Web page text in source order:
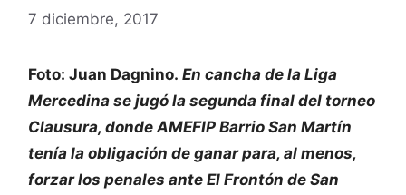
7 diciembre, 2017
Foto: Juan Dagnino. En cancha de la Liga
Mercedina se jugó la segunda final del torneo
Clausura, donde AMEFIP Barrio San Martín
tenía la obligación de ganar para, al menos,
forzar los penales ante El Frontón de San